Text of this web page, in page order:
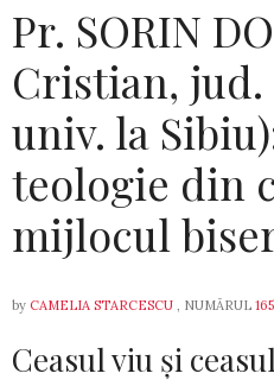
Pr. SORIN
Cristian, jud.
univ. la
teologie din
mijlocul
by CAMELIA STARCESCU , NUMĂRUL
Ceasul viu și